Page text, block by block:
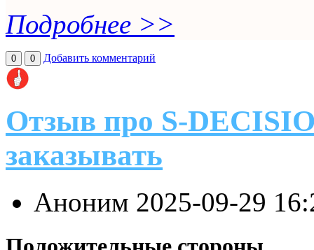
Подробнее >>
0 0 Добавить комментарий
Отзыв про S-
заказывать
Аноним 2025-09-29